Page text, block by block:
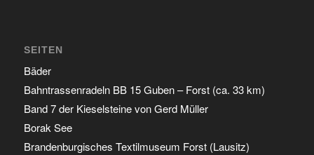
SEITEN
Bäder
Bahntrassenradeln BB 15 Guben – Forst (ca. 33 km)
Band 7 der Kieselsteine von Gerd Müller
Borak See
Brandenburgisches Textilmuseum Forst (Lausitz)